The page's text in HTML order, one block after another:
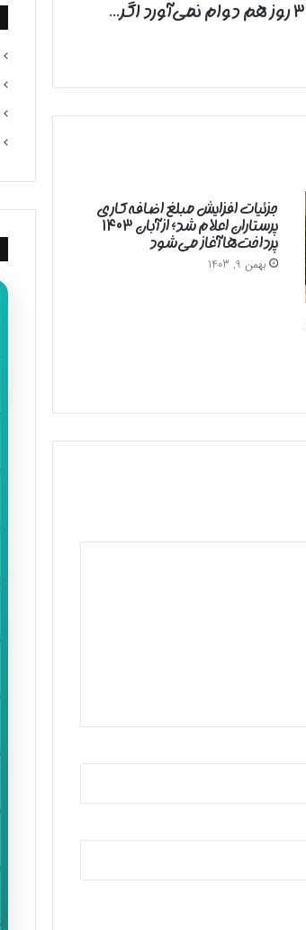
جزئیات افزایش مبلغ اضافه‌کاری
پرستاران اعلام شد؛ از آبان ۱۴۰۳
پرداخت‌ها آغاز می‌شود
بهمن 9, 1403